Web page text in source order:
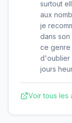
surtout
aux
je
dans
ce genre
d'oublier
jours
Voir tous les